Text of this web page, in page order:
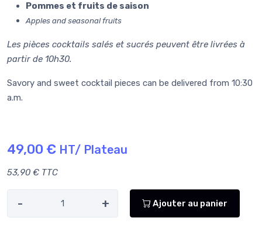
Pommes et fruits de saison
Apples and seasonal fruits
Les pièces cocktails salés et sucrés peuvent être livrées à
partir de 10h30.
Savory and sweet cocktail pieces can be delivered from 10:30
a.m.
49,00 € HT/ Plateau
53,90 € TTC
- + Ajouter au panier